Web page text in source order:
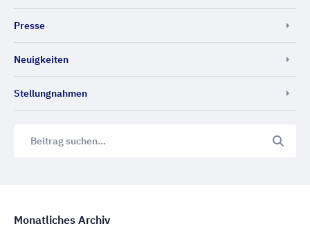
Presse
Neuigkeiten
Stellungnahmen
Monatliches Archiv